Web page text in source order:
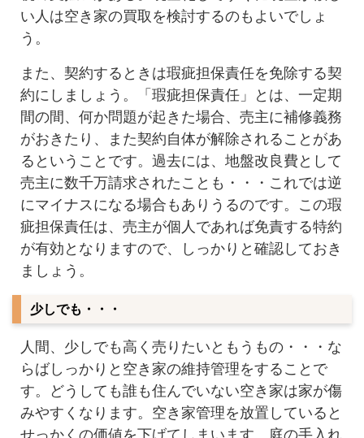
い人は空き家の買取を検討するのもよいでしょ
う。
また、契約するときは瑕疵担保責任を免除する契
約にしましょう。「瑕疵担保責任」とは、一定期
間の間、何か問題が起きた場合、売主に補修義務
がおきたり、また契約自体が解除されることがあ
るということです。過去には、地盤改良費として
売主に数千万請求されたことも・・・これでは逆
にマイナスになる場合もありうるのです。この瑕
疵担保責任は、売主が個人であれば免責する特約
が有効となりますので、しっかりと確認しておき
ましょう。
少しでも・・・
人間、少しでも高く売りたいともうもの・・・な
らばしっかりと空き家の維持管理をすることで
す。どうしても誰も住んでいない空き家は家が傷
みやすくなります。空き家管理を放置していると